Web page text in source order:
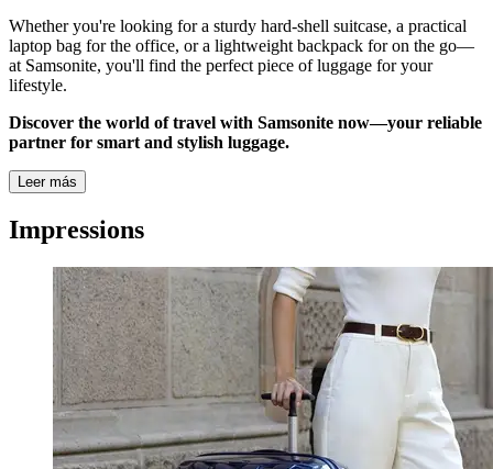
Whether you're looking for a sturdy hard-shell suitcase, a practical
laptop bag for the office, or a lightweight backpack for on the go—
at Samsonite, you'll find the perfect piece of luggage for your
lifestyle.
Discover the world of travel with Samsonite now—your reliable
partner for smart and stylish luggage.
Leer más
Impressions